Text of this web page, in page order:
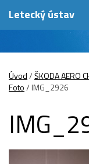
Letecký ústav
Úvod/ŠKODA AERO
Foto/IMG_2926